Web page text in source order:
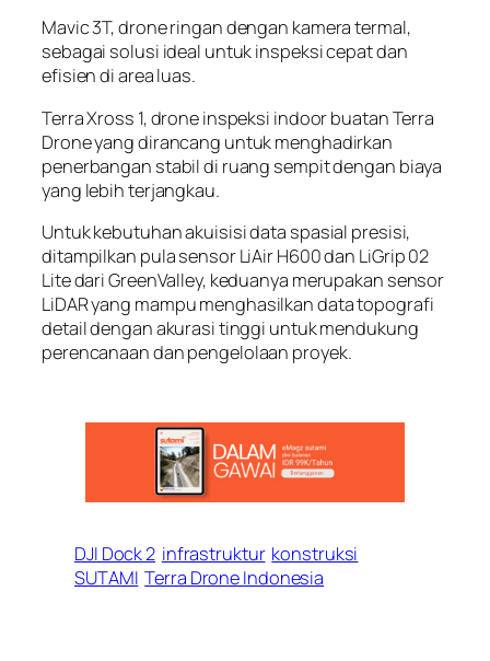
Mavic 3T, drone ringan dengan kamera termal,
sebagai solusi ideal untuk inspeksi cepat dan
efisien di area luas.
Terra Xross 1, drone inspeksi indoor buatan Terra
Drone yang dirancang untuk menghadirkan
penerbangan stabil di ruang sempit dengan biaya
yang lebih terjangkau.
Untuk kebutuhan akuisisi data spasial presisi,
ditampilkan pula sensor LiAir H600 dan LiGrip 02
Lite dari GreenValley, keduanya merupakan sensor
LiDAR yang mampu menghasilkan data topografi
detail dengan akurasi tinggi untuk mendukung
perencanaan dan pengelolaan proyek.
DJI Dock 2 infrastruktur konstruksi
SUTAMI Terra Drone Indonesia